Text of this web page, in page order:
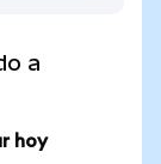
a
hoy